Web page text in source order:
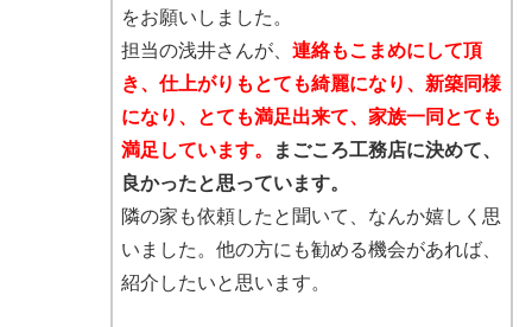
をお願いしました。
担当の浅井さんが、 連絡もこまめにして頂
き、仕上がりもとても綺麗になり、新築同様
になり、とても満足出来て、家族一同とても
満足しています。
まごころ工務店に決めて、
良かったと思っています。
隣の家も依頼したと聞いて、なんか嬉しく思
いました。他の方にも勧める機会があれば、
紹介したいと思います。